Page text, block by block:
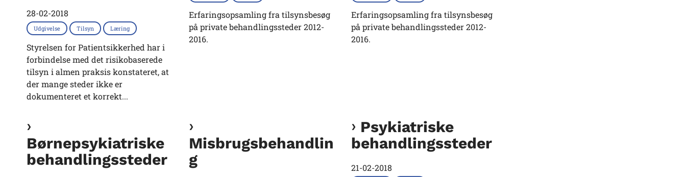
28-02-2018
Udgivelse Tilsyn Læring
Styrelsen for Patientsikkerhed har i
forbindelse med det risikobaserede
tilsyn i almen praksis konstateret, at
der mange steder ikke er
dokumenteret et korrekt...
Erfaringsopsamling fra tilsynsbesøg
på private behandlingssteder 2012-
2016.
Erfaringsopsamling fra tilsynsbesøg
på private behandlingssteder 2012-
2016.
Børnepsykiatriske
behandlingssteder
Misbrugsbehandlin
g
Psykiatriske
behandlingssteder
21-02-2018